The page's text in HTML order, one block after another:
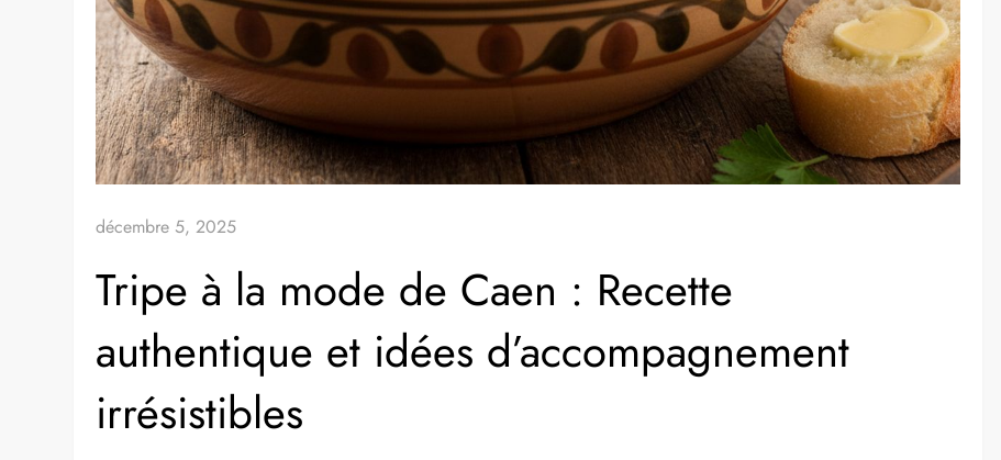
décembre 5, 2025
Tripe à la mode de Caen : Recette
authentique et idées d’accompagnement
irrésistibles